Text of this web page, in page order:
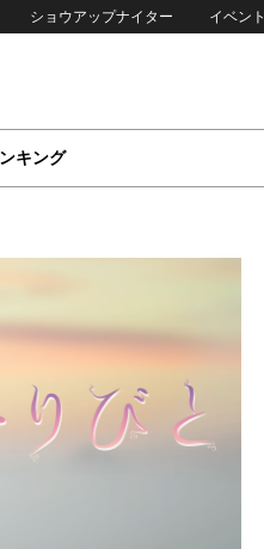
ショウアップナイター イベント
キング